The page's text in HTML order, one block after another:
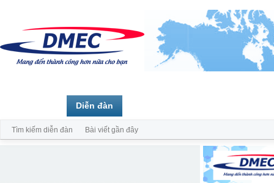
Diễn đàn
Tìm kiếm diễn đàn Bài viết gần đây